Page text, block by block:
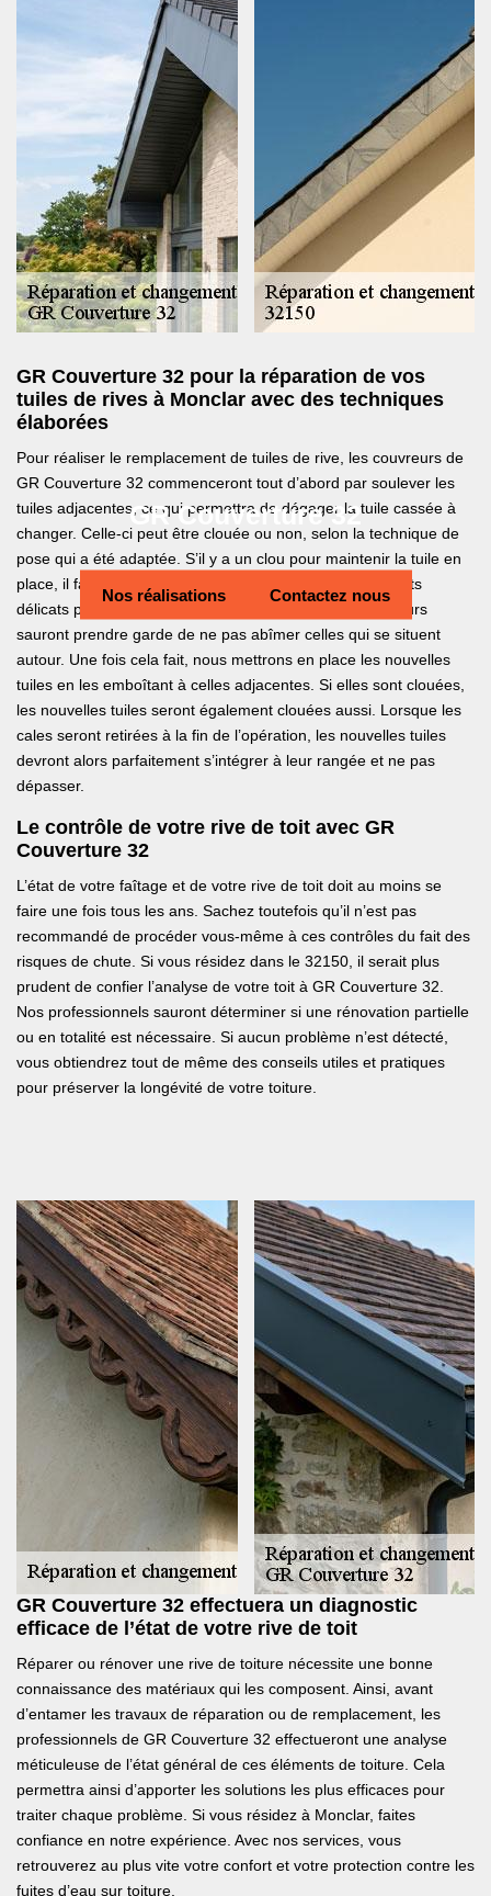
GR Couverture 32
Nos réalisations Contactez nous
GR Couverture 32 pour la réparation de vos
tuiles de rives à Monclar avec des techniques
élaborées
Pour réaliser le remplacement de tuiles de rive, les couvreurs de
GR Couverture 32 commenceront tout d’abord par soulever les
tuiles adjacentes, ce qui permettra de dégager la tuile cassée à
changer. Celle-ci peut être clouée ou non, selon la technique de
pose qui a été adaptée. S’il y a un clou pour maintenir la tuile en
place, il faudra le scier tout en effectuant des mouvements
délicats pour la retirer de son emplacement. Nos couvreurs
sauront prendre garde de ne pas abîmer celles qui se situent
autour. Une fois cela fait, nous mettrons en place les nouvelles
tuiles en les emboîtant à celles adjacentes. Si elles sont clouées,
les nouvelles tuiles seront également clouées aussi. Lorsque les
cales seront retirées à la fin de l’opération, les nouvelles tuiles
devront alors parfaitement s’intégrer à leur rangée et ne pas
dépasser.
Le contrôle de votre rive de toit avec GR
Couverture 32
L’état de votre faîtage et de votre rive de toit doit au moins se
faire une fois tous les ans. Sachez toutefois qu’il n’est pas
recommandé de procéder vous-même à ces contrôles du fait des
risques de chute. Si vous résidez dans le 32150, il serait plus
prudent de confier l’analyse de votre toit à GR Couverture 32.
Nos professionnels sauront déterminer si une rénovation partielle
ou en totalité est nécessaire. Si aucun problème n’est détecté,
vous obtiendrez tout de même des conseils utiles et pratiques
pour préserver la longévité de votre toiture.
GR Couverture 32 effectuera un diagnostic
efficace de l’état de votre rive de toit
Réparer ou rénover une rive de toiture nécessite une bonne
connaissance des matériaux qui les composent. Ainsi, avant
d’entamer les travaux de réparation ou de remplacement, les
professionnels de GR Couverture 32 effectueront une analyse
méticuleuse de l’état général de ces éléments de toiture. Cela
permettra ainsi d’apporter les solutions les plus efficaces pour
traiter chaque problème. Si vous résidez à Monclar, faites
confiance en notre expérience. Avec nos services, vous
retrouverez au plus vite votre confort et votre protection contre les
fuites d’eau sur toiture.